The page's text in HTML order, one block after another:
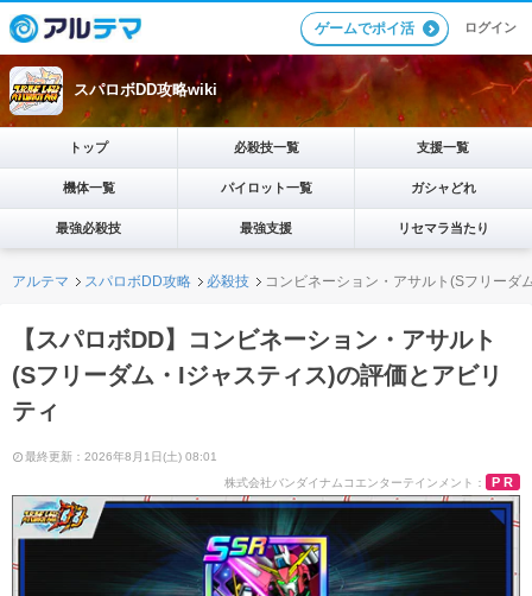
ゲームでポイ活 ログイン
スパロボDD攻略wiki
トップ 必殺技一覧 支援一覧
機体一覧 パイロット一覧 ガシャどれ
最強必殺技 最強支援 リセマラ当たり
アルテマ スパロボDD攻略 必殺技 コンビネーション・アサルト(Sフリーダ
【スパロボDD】コンビネーション・アサルト
(Sフリーダム・Iジャスティス)の評価とアビリ
ティ
最終更新：2026年8月1日(土) 08:01
PR